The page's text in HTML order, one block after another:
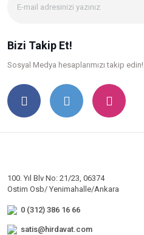
Bizi Takip Et!
Sosyal Medya hesaplarımızı takip edin!
100. Yıl Blv No: 21/23, 06374
Ostim Osb/ Yenimahalle/Ankara
0 (312) 386 16 66
satis@hirdavat.com